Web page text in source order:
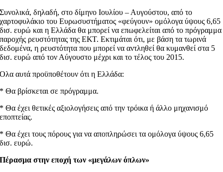
Συνολικά, δηλαδή, στο δίμηνο Ιουλίου – Αυγούστου, από το
χαρτοφυλάκιο του Ευρωσυστήματος «φεύγουν» ομόλογα ύψους 6,65
δισ. ευρώ και η Ελλάδα θα μπορεί να επωφελείται από το πρόγραμμα
παροχής ρευστότητας της ΕΚΤ. Εκτιμάται ότι, με βάση τα τωρινά
δεδομένα, η ρευστότητα που μπορεί να αντληθεί θα κυμανθεί στα 5
δισ. ευρώ από τον Αύγουστο μέχρι και το τέλος του 2015.
Ολα αυτά προϋποθέτουν ότι η Ελλάδα:
* Θα βρίσκεται σε πρόγραμμα.
* Θα έχει θετικές αξιολογήσεις από την τρόικα ή άλλο μηχανισμό
εποπτείας.
* Θα έχει τους πόρους για να αποπληρώσει τα ομόλογα ύψους 6,65
δισ. ευρώ.
Πέρασμα στην εποχή των «μεγάλων όπλων»